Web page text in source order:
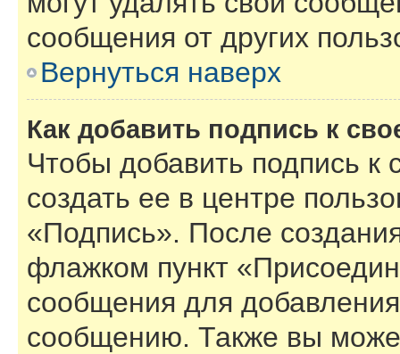
сообщения от других
Вернуться наверх
Как добавить подпись к
Чтобы добавить подпись
создать ее в центре
«Подпись». После
флажком пункт
сообщения для
сообщению. Также вы